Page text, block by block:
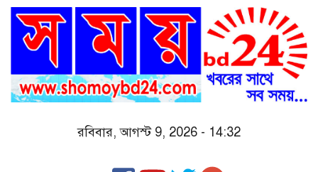
Skip
main
রবিবার, আগস্ট 9, 2026 - 14:32